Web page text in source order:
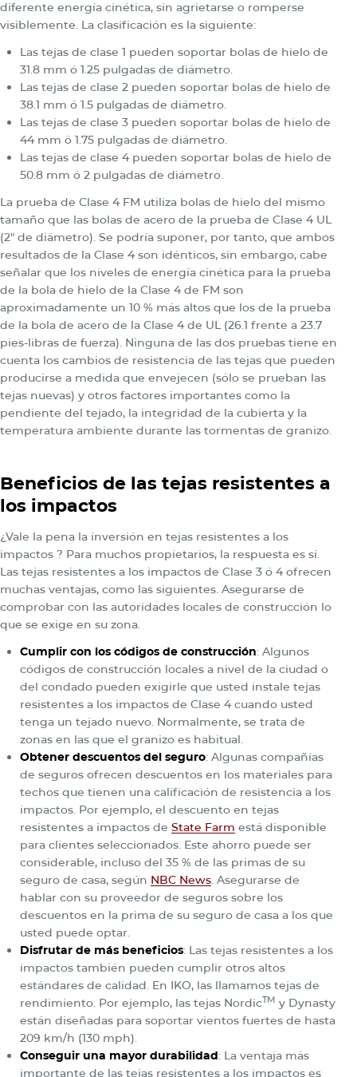
diferente energía cinética, sin agrietarse o romperse
visiblemente. La clasificación es la siguiente:
Las tejas de clase 1 pueden soportar bolas de hielo de
31.8 mm ó 1.25 pulgadas de diámetro.
Las tejas de clase 2 pueden soportar bolas de hielo de
38.1 mm ó 1.5 pulgadas de diámetro.
Las tejas de clase 3 pueden soportar bolas de hielo de
44 mm ó 1.75 pulgadas de diámetro.
Las tejas de clase 4 pueden soportar bolas de hielo de
50.8 mm ó 2 pulgadas de diámetro.
La prueba de Clase 4 FM utiliza bolas de hielo del mismo
tamaño que las bolas de acero de la prueba de Clase 4 UL
(2″ de diámetro). Se podría suponer, por tanto, que ambos
resultados de la Clase 4 son idénticos, sin embargo, cabe
señalar que los niveles de energía cinética para la prueba
de la bola de hielo de la Clase 4 de FM son
aproximadamente un 10 % más altos que los de la prueba
de la bola de acero de la Clase 4 de UL (26.1 frente a 23.7
pies-libras de fuerza). Ninguna de las dos pruebas tiene en
cuenta los cambios de resistencia de las tejas que pueden
producirse a medida que envejecen (sólo se prueban las
tejas nuevas) y otros factores importantes como la
pendiente del tejado, la integridad de la cubierta y la
temperatura ambiente durante las tormentas de granizo.
Beneficios de las tejas resistentes a
los impactos
¿Vale la pena la inversión en tejas resistentes a los
impactos ? Para muchos propietarios, la respuesta es sí.
Las tejas resistentes a los impactos de Clase 3 ó 4 ofrecen
muchas ventajas, como las siguientes. Asegurarse de
comprobar con las autoridades locales de construcción lo
que se exige en su zona.
Cumplir con los códigos de construcción: Algunos
códigos de construcción locales a nivel de la ciudad o
del condado pueden exigirle que usted instale tejas
resistentes a los impactos de Clase 4 cuando usted
tenga un tejado nuevo. Normalmente, se trata de
zonas en las que el granizo es habitual.
Obtener descuentos del seguro: Algunas compañías
de seguros ofrecen descuentos en los materiales para
techos que tienen una calificación de resistencia a los
impactos. Por ejemplo, el descuento en tejas
resistentes a impactos de State Farm está disponible
para clientes seleccionados. Este ahorro puede ser
considerable, incluso del 35 % de las primas de su
seguro de casa, según NBC News . Asegurarse de
hablar con su proveedor de seguros sobre los
descuentos en la prima de su seguro de casa a los que
usted puede optar.
Disfrutar de más beneficios: Las tejas resistentes a los
impactos también pueden cumplir otros altos
estándares de calidad. En IKO, las llamamos tejas de
rendimiento. Por ejemplo, las tejas NordicTM y Dynasty
están diseñadas para soportar vientos fuertes de hasta
209 km/h (130 mph).
Conseguir una mayor durabilidad: La ventaja más
importante de las tejas resistentes a los impactos es